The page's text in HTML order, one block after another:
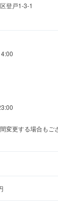
方】
家族やご友人
料理でおもて
円以上の
ってご相談
登戸1-3-1
変更する場合もご